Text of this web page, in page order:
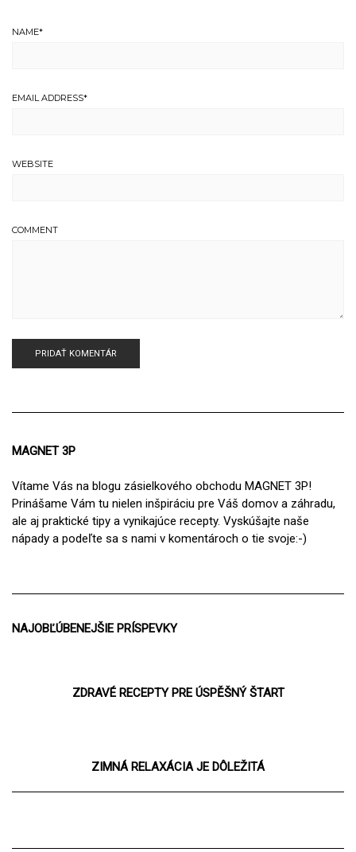
NAME*
EMAIL ADDRESS*
WEBSITE
COMMENT
MAGNET 3P
Vítame Vás na blogu zásielkového obchodu MAGNET 3P!
Prinášame Vám tu nielen inšpiráciu pre Váš domov a záhradu,
ale aj praktické tipy a vynikajúce recepty. Vyskúšajte naše
nápady a podeľte sa s nami v komentároch o tie svoje:-)
NAJOBĽÚBENEJŠIE PRÍSPEVKY
ZDRAVÉ RECEPTY PRE ÚSPĚŠNÝ ŠTART
ZIMNÁ RELAXÁCIA JE DÔLEŽITÁ